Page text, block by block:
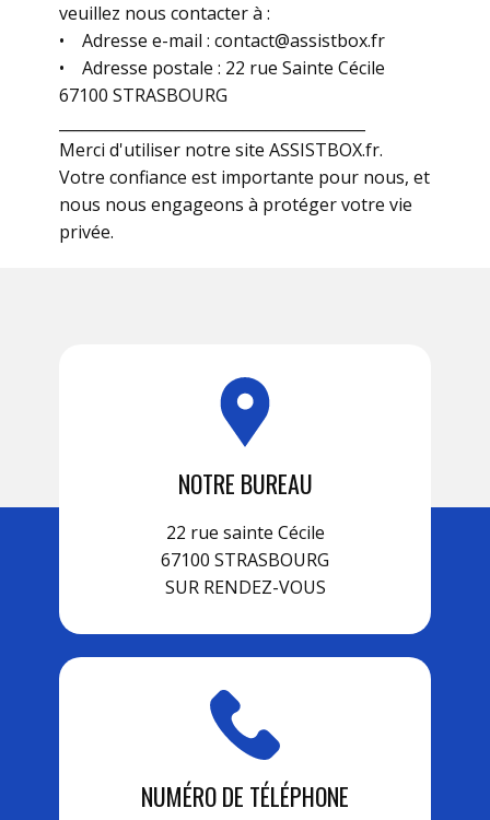
veuillez nous contacter à :
• Adresse e-mail : contact@assistbox.fr
• Adresse postale : 22 rue Sainte Cécile
67100 STRASBOURG
Merci d'utiliser notre site ASSISTBOX.fr.
Votre confiance est importante pour nous, et
nous nous engageons à protéger votre vie
privée.
NOTRE BUREAU
22 rue sainte Cécile
67100 STRASBOURG
SUR RENDEZ-VOUS
NUMÉRO DE TÉLÉPHONE